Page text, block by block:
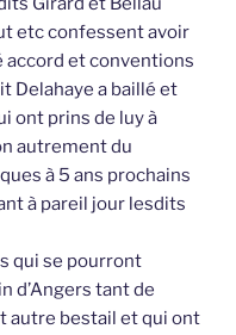
etc confessent avoir
et conventions
Delahaye a baillé et
ont prins de luy à
autrement du
à 5 ans prochains
à pareil jour lesdits
qui se pourront
d’Angers tant de
autre bestail et qui ont